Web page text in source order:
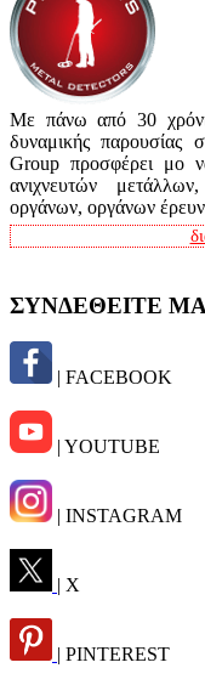
Με πάνω από 30
δυναμικής παρουσίας
Group προσφέρει μο
ανιχνευτών
οργάνων, οργάνων
ΣΥΝΔΕΘΕΙΤΕ
| FACEBOOK
| YOUTUBE
| INSTAGRAM
| X
| PINTEREST